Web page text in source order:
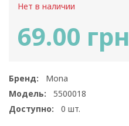
Нет в наличии
69.00 грн
Бренд:
Mona
Модель:
5500018
Доступно:
0 шт.